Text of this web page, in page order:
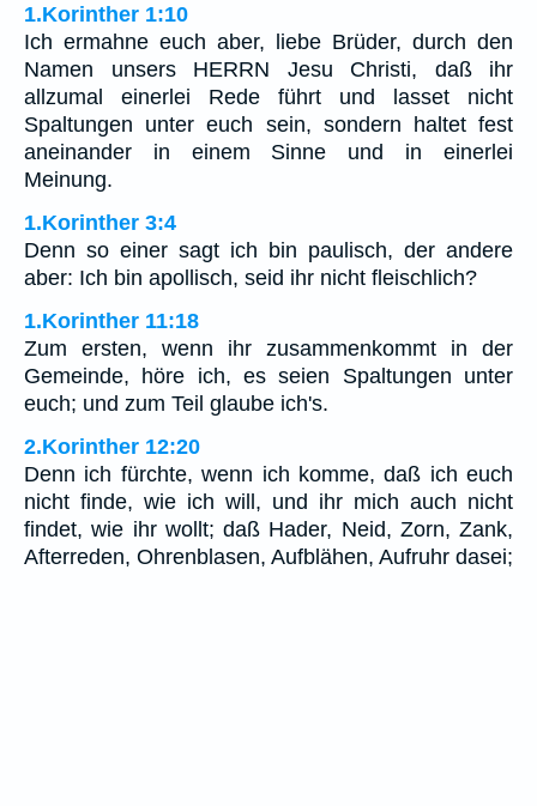
1.Korinther 1:10
Ich ermahne euch aber, liebe Brüder, durch den
Namen unsers HERRN Jesu Christi, daß ihr
allzumal einerlei Rede führt und lasset nicht
Spaltungen unter euch sein, sondern haltet fest
aneinander in einem Sinne und in einerlei
Meinung.
1.Korinther 3:4
Denn so einer sagt ich bin paulisch, der andere
aber: Ich bin apollisch, seid ihr nicht fleischlich?
1.Korinther 11:18
Zum ersten, wenn ihr zusammenkommt in der
Gemeinde, höre ich, es seien Spaltungen unter
euch; und zum Teil glaube ich's.
2.Korinther 12:20
Denn ich fürchte, wenn ich komme, daß ich euch
nicht finde, wie ich will, und ihr mich auch nicht
findet, wie ihr wollt; daß Hader, Neid, Zorn, Zank,
Afterreden, Ohrenblasen, Aufblähen, Aufruhr dasei;